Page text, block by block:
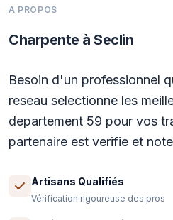
A PROPOS
Charpente à Seclin
Besoin d'un professionnel
reseau selectionne les
departement 59 pour vos
partenaire est verifie et
Artisans Qualifiés
Vérification rigoureuse des pros